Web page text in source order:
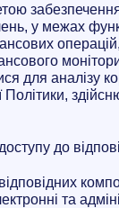
у межах
для аналізу
Політики,
до
та